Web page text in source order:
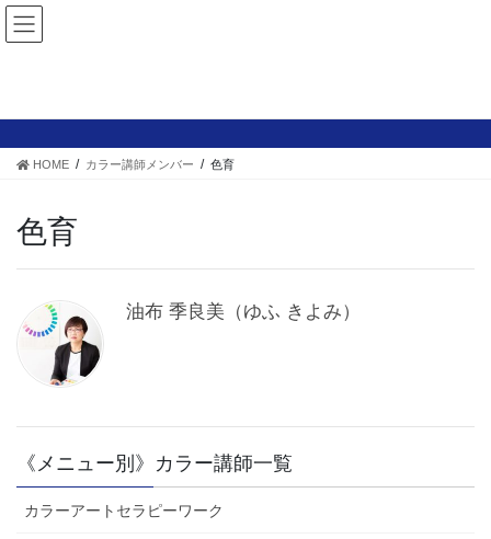
HOME カラー講師メンバー 色育
色育
油布 季良美（ゆふ きよみ）
《メニュー別》カラー講師一覧
カラーアートセラピーワーク